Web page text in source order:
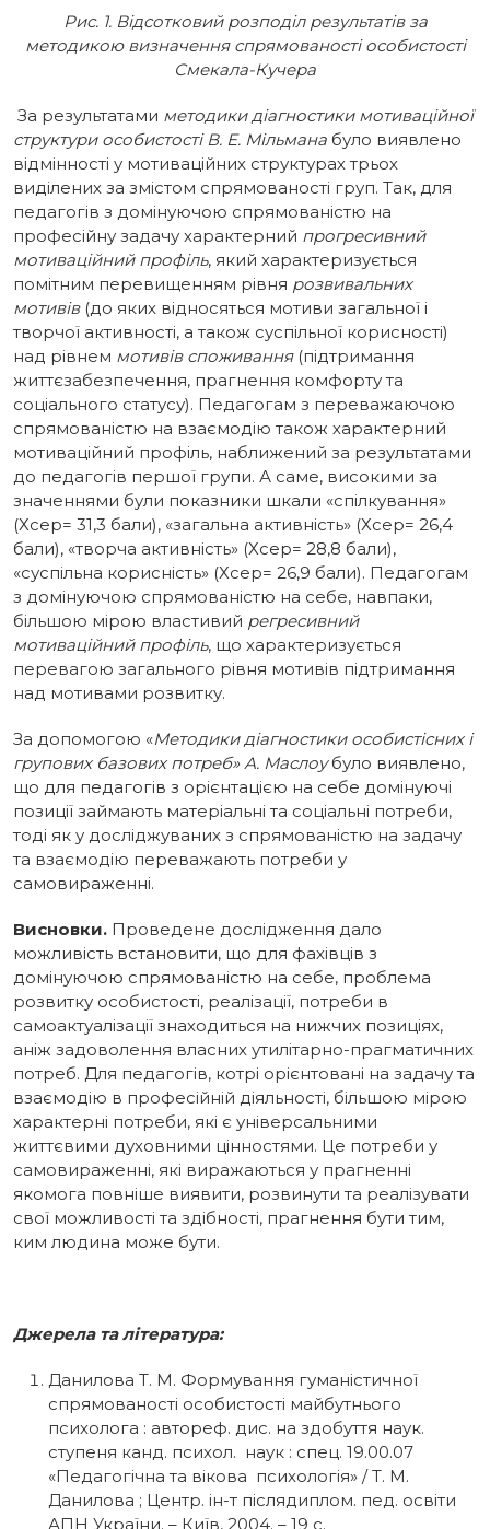
Рис. 1. Відсотковий розподіл результатів за
методикою визначення спрямованості особистості
Смекала-Кучера
За результатами методики діагностики мотиваційної
структури особистості В. Е. Мільмана було виявлено
відмінності у мотиваційних структурах трьох
виділених за змістом спрямованості груп. Так, для
педагогів з домінуючою спрямованістю на
професійну задачу характерний прогресивний
мотиваційний профіль, який характеризується
помітним перевищенням рівня розвивальних
мотивів(до яких відносяться мотиви загальної і
творчої активності, а також суспільної корисності)
над рівнем мотивів споживання(підтримання
життєзабезпечення, прагнення комфорту та
соціального статусу). Педагогам з переважаючою
спрямованістю на взаємодію також характерний
мотиваційний профіль, наближений за результатами
до педагогів першої групи. А саме, високими за
значеннями були показники шкали «спілкування»
(Хсер= 31,3 бали), «загальна активність» (Хсер= 26,4
бали), «творча активність» (Хсер= 28,8 бали),
«суспільна корисність» (Хсер= 26,9 бали). Педагогам
з домінуючою спрямованістю на себе, навпаки,
більшою мірою властивий регресивний
мотиваційний профіль, що характеризується
перевагою загального рівня мотивів підтримання
над мотивами розвитку.
За допомогою «Методики діагностики особистісних і
групових базових потреб» А. Маслоубуло виявлено,
що для педагогів з орієнтацією на себе домінуючі
позиції займають матеріальні та соціальні потреби,
тоді як у досліджуваних з спрямованістю на задачу
та взаємодію переважають потреби у
самовираженні.
Висновки. Проведене дослідження дало
можливість встановити, що для фахівців з
домінуючою спрямованістю на себе, проблема
розвитку особистості, реалізації, потреби в
самоактуалізації знаходиться на нижчих позиціях,
аніж задоволення власних утилітарно-прагматичних
потреб. Для педагогів, котрі орієнтовані на задачу та
взаємодію в професійній діяльності, більшою мірою
характерні потреби, які є універсальними
життєвими духовними цінностями. Це потреби у
самовираженні, які виражаються у прагненні
якомога повніше виявити, розвинути та реалізувати
свої можливості та здібності, прагнення бути тим,
ким людина може бути.
Джерела та література:
Данилова Т. М. Формування гуманістичної
спрямованості особистості майбутнього
психолога : автореф. дис. на здобуття наук.
ступеня канд. психол. наук : спец. 19.00.07
«Педагогічна та вікова психологія» / Т. М.
Данилова ; Центр. ін-т післядиплом. пед. освіти
АПН України. – Київ, 2004. – 19 с.